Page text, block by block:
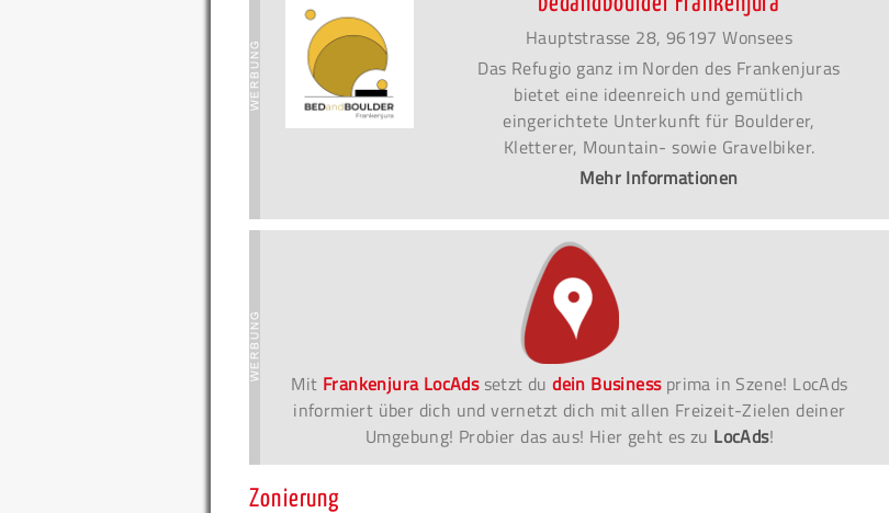
Hauptstrasse 28, 96197 Wonsees
Das Refugio ganz im Norden des Frankenjuras
bietet eine ideenreich und gemütlich
eingerichtete Unterkunft für Boulderer,
Kletterer, Mountain- sowie Gravelbiker.
Mehr Informationen
Mit Frankenjura LocAdssetzt dudein Businessprima in Szene! LocAds
informiert über dich und vernetzt dich mit allen Freizeit-Zielen deiner
Umgebung! Probier das aus! Hier geht es zu LocAds!
Zonierung